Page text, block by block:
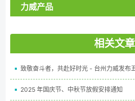
力威产品
相关文章
致敬奋斗者，共赴好时光 - 台州力威发布
2025 年国庆节、中秋节放假安排通知